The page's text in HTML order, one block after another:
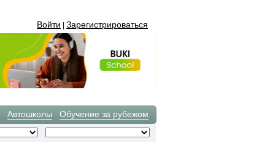
Войти Зарегистрироваться
Автошколы Обучение за рубежом